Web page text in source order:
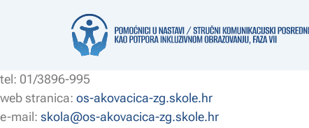
Kotarnica 17, 10000 Zagreb
tel: 01/3896-995
web stranica: os-akovacica-zg.skole.hr
e-mail: skola@os-akovacica-zg.skole.hr